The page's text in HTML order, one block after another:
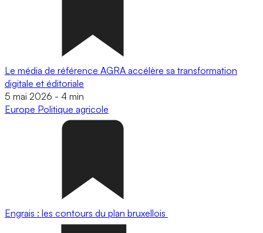
Le média de référence AGRA accélère sa transformation
digitale et éditoriale
5 mai 2026 - 4 min
Europe Politique agricole
Engrais : les contours du plan bruxellois